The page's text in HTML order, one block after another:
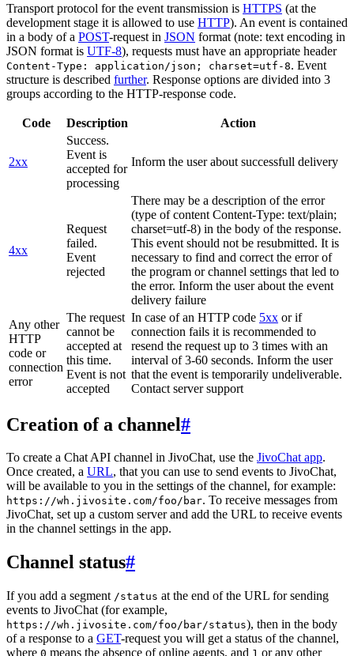
Transport protocol for the event transmission is HTTPS (at the
development stage it is allowed to use HTTP). An event is contained
in a body of a POST-request in JSON format (note: text encoding in
JSON format is UTF-8), requests must have an appropriate header
Content-Type: application/json; charset=utf-8. Event
structure is described further. Response options are divided into 3
groups according to the HTTP-response code.
Code Description Action
2xx
Success.
Event is
accepted for
processing
Inform the user about successfull delivery
4xx
Request
failed.
Event
rejected
There may be a description of the error
(type of content Content-Type: text/plain;
charset=utf-8) in the body of the response.
This event should not be resubmitted. It is
necessary to find and correct the error of
the program or channel settings that led to
the error. Inform the user about the event
delivery failure
Any other
HTTP
code or
connection
error
The request
cannot be
accepted at
this time.
Event is not
accepted
In case of an HTTP code 5xx or if
connection fails it is recommended to
resend the request up to 3 times with an
interval of 3-60 seconds. Inform the user
that the event is temporarily undeliverable.
Contact server support
Creation of a channel#
To create a Chat API channel in JivoChat, use the JivoChat app.
Once created, a URL, that you can use to send events to JivoChat,
will be available to you in the settings of the channel, for example:
https://wh.jivosite.com/foo/bar. To receive messages from
JivoChat, set up a custom server and add the URL to receive events
in the channel settings in the app.
Channel status#
If you add a segment /status at the end of the URL for sending
events to JivoChat (for example,
https://wh.jivosite.com/foo/bar/status), then in the body
of a response to a GET-request you will get a status of the channel,
where 0 means the absence of online agents, and 1 or any other